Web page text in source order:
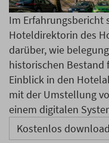
Im Erfahrungsbericht
Hoteldirektorin des
darüber, wie
historischen Bestand
Einblick in den
mit der Umstellung
einem digitalen
Kostenlos